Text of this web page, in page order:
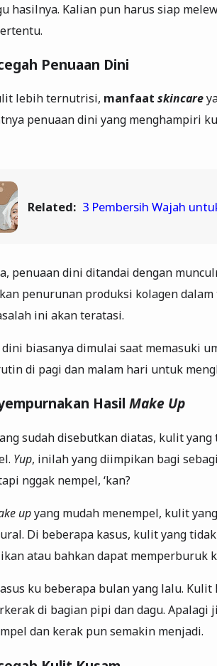
hasilnya. Kalian pun harus siap
Penuaan Dini
lebih ternutrisi, manfaat skincare
penuaan dini yang menghampiri
Related: 3 Pembersih Wajah
penuaan dini ditandai dengan
penurunan produksi kolagen
ini akan teratasi.
dini biasanya dimulai saat memasuki
di pagi dan malam hari untuk
Hasil Make Up
sudah disebutkan diatas, kulit
Yup, inilah yang diimpikan bagi
nggak nempel, ‘kan?
upyang mudah menempel, kulit
Di beberapa kasus, kulit yang
atau bahkan dapat memperburuk
ku beberapa bulan yang lalu. Kulit
di bagian pipi dan dagu. Apalagi
dan kerak pun semakin menjadi.